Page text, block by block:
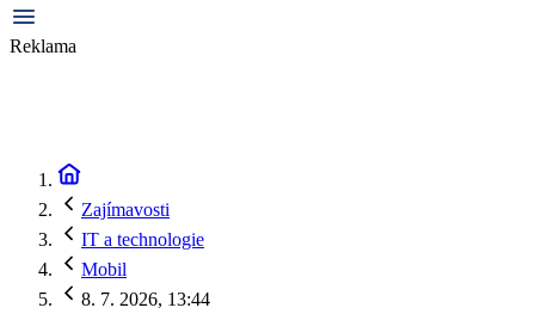
Reklama
Zajímavosti
IT a technologie
Mobil
8. 7. 2026, 13:44